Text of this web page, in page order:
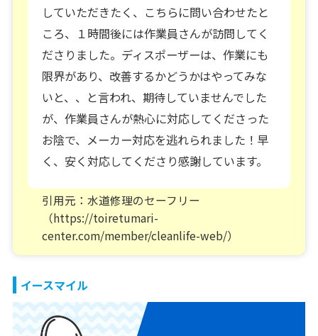
していただきたく、こちらに問い合わせたと
ころ、１時間後には作業員さんが訪問してく
ださりました。ディスポーザーは、作業にも
限界があり、改善するかどうかはやってみな
いと、、と言われ、期待していませんでした
が、作業員さんが熱心に対応してくださった
お陰で、メーカー対応を逃れられました！早
く、安く対応してくださり感謝しています。
引用元：水道修理のセーフリー
（https://toiretumari-
center.com/member/cleanlife-web/）
イースマイル